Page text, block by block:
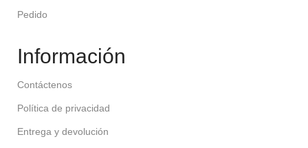
Pedido
Información
Contáctenos
Política de privacidad
Entrega y devolución